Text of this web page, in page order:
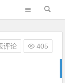
评论 405